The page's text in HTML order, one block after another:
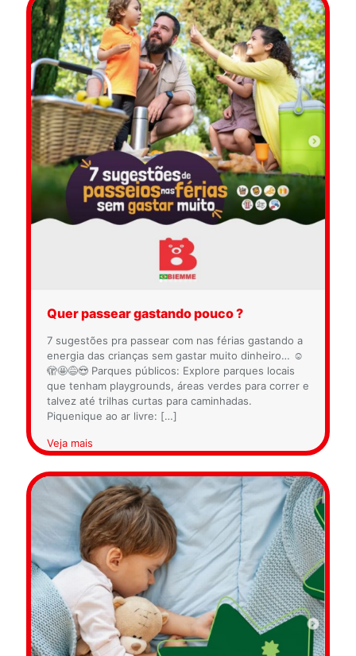
Quer passear gastando pouco ?
7 sugestões pra passear com nas férias gastando a
energia das crianças sem gastar muito dinheiro… ☺️
🫣🤩😅😍 Parques públicos: Explore parques locais
que tenham playgrounds, áreas verdes para correr e
talvez até trilhas curtas para caminhadas.
Piquenique ao ar livre: […]
Veja mais